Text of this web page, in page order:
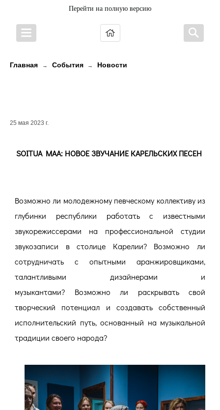
Перейти на полную версию
Главная → События → Новости
25 мая 2023 г.
SOITUA MAA: НОВОЕ ЗВУЧАНИЕ КАРЕЛЬСКИХ ПЕСЕН
Возможно ли молодежному певческому коллективу из
глубинки республики работать с известными
звукорежиссерами на профессиональной студии
звукозаписи в столице Карелии? Возможно ли
сотрудничать с опытными аранжировщиками,
талантливыми дизайнерами и
музыкантами? Возможно ли раскрывать свой
творческий потенциал и создавать собственный
исполнительский путь, основанный на музыкальной
традиции своего народа?